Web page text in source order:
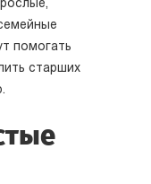
помогать
старших